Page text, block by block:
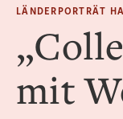
LÄNDERPORTRÄT
mit